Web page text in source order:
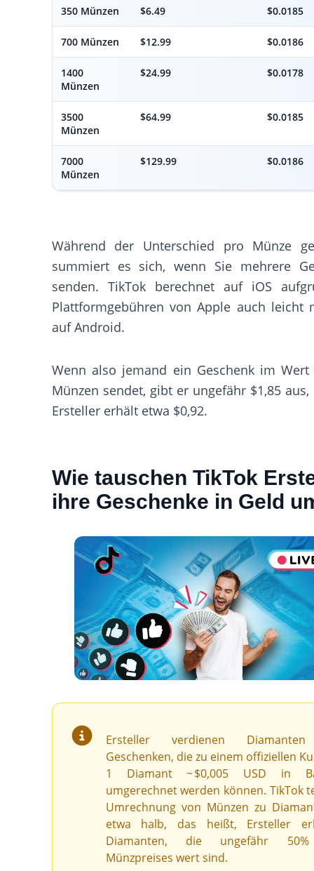
350 Münzen $6.49 $0.0185
700 Münzen $12.99 $0.0186
1400
Münzen
$24.99 $0.0178
3500
Münzen
$64.99 $0.0185
7000
Münzen
$129.99 $0.0186
Während der Unterschied pro Münze
summiert es sich, wenn Sie mehrere
senden. TikTok berechnet auf iOS
Plattformgebühren von Apple auch leicht
auf Android.
Wenn also jemand ein Geschenk im Wert
Münzen sendet, gibt er ungefähr $1,85
Ersteller erhält etwa $0,92.
Wie tauschen TikTok
ihre Geschenke in Geld
Ersteller verdienen
Geschenken, die zu einem offiziellen
1 Diamant ~ $0,005 USD in
umgerechnet werden können. TikTok
Umrechnung von Münzen zu
etwa halb, das heißt, Ersteller
Diamanten, die ungefähr
Münzpreises wert sind.